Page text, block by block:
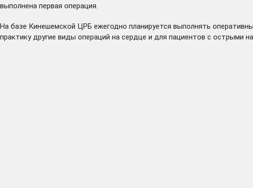
выполнена первая операция.
На базе Кинешемской ЦРБ ежегодно планируется выполнять
практику другие виды операций на сердце и для пациентов с острыми